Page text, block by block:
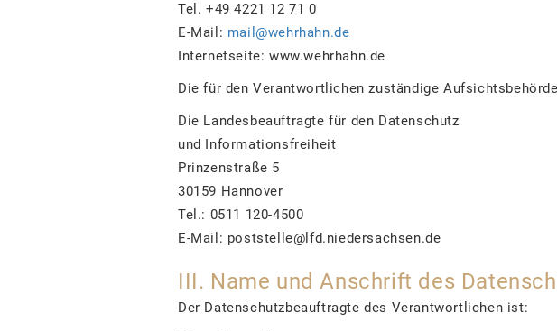
Tel. +49 4221 12 71 0
E-Mail: mail@wehrhahn.de
Internetseite: www.wehrhahn.de
Die für den Verantwortlichen zuständige
Die Landesbeauftragte für den Datenschutz
und Informationsfreiheit
Prinzenstraße 5
30159 Hannover
Tel.: 0511 120-4500
E-Mail: poststelle@lfd.niedersachsen.de
III. Name und Anschrift des
Der Datenschutzbeauftragte des Verantwortlichen ist: